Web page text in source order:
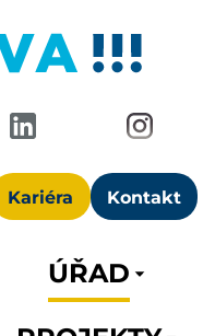
Kariéra Kontakt
ÚŘAD